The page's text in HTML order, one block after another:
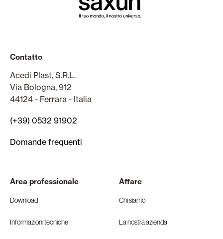
Contatto
Acedi Plast, S.R.L.
Via Bologna, 912
44124 - Ferrara - Italia
(+39) 0532 91902
Domande frequenti
Area professionale
Download
Informazioni tecniche
Affare
Chi siamo
La nostra azienda